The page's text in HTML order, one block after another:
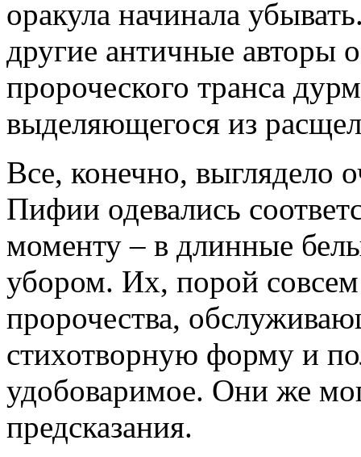
оракула начинала
другие античные авторы
пророческого транса
выделяющегося из
Все, конечно, выглядело
Пифии одевались
моменту – в длинные
убором. Их, порой
пророчества,
стихотворную форму и
удобоваримое. Они же
предсказания.